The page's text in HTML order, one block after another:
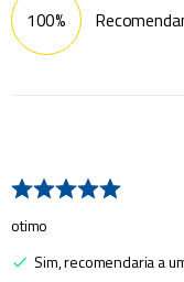
100%
otimo
Sim, recomendaria a